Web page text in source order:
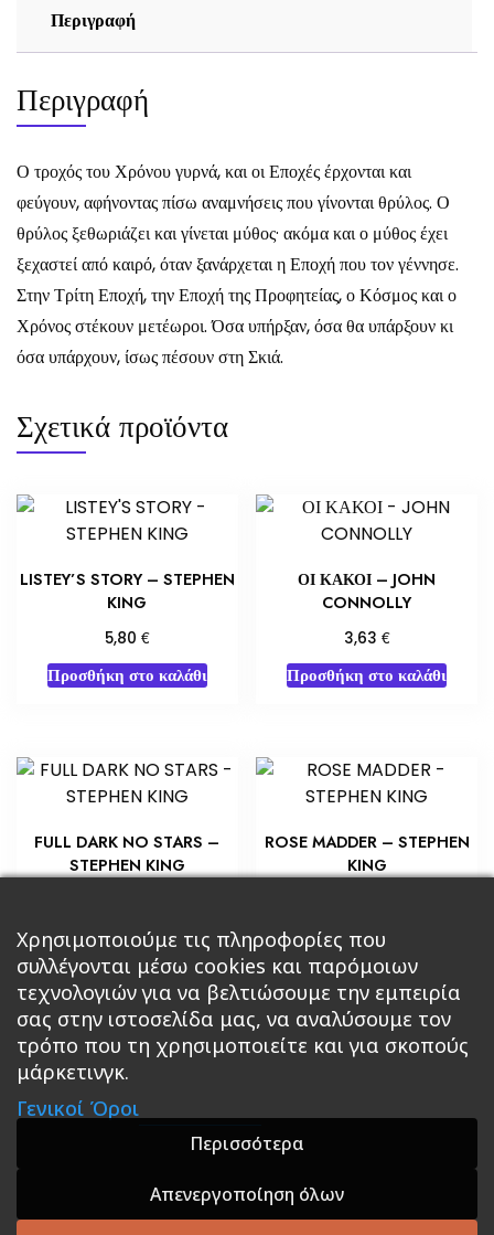
ΒΙΒΛΙΟ
1
Β
-
ROBERT
JORDAN
ποσότητα
Περιγραφή
Περιγραφή
Ο τροχός του Χρόνου γυρνά, και οι Εποχές έρχονται και
φεύγουν, αφήνοντας πίσω αναμνήσεις που γίνονται θρύλος. Ο
θρύλος ξεθωριάζει και γίνεται μύθος· ακόμα και ο μύθος έχει
ξεχαστεί από καιρό, όταν ξανάρχεται η Εποχή που τον γέννησε.
Στην Τρίτη Εποχή, την Εποχή της Προφητείας, ο Κόσμος και ο
Χρόνος στέκουν μετέωροι. Όσα υπήρξαν, όσα θα υπάρξουν κι
όσα υπάρχουν, ίσως πέσουν στη Σκιά.
Σχετικά προϊόντα
LISTEY’S STORY – STEPHEN
KING
5,80 €
Προσθήκη στο καλάθι
ΟΙ ΚΑΚΟΙ – JOHN
CONNOLLY
3,63 €
Προσθήκη στο καλάθι
FULL DARK NO STARS –
STEPHEN KING
Προσθήκη στο καλάθι
ROSE MADDER – STEPHEN
KING
Προσθήκη στο καλάθι
Κεντρική Βιβλία
Roleplaying Games Ψυχαγωγία Εκδόσεις Βάρδος
Σε Προσφορά
A theme by GradientThemes - A theme by Gradient
Themes
Χρησιμοποιούμε τις πληροφορίες που
συλλέγονται μέσω cookies και παρόμοιων
τεχνολογιών για να βελτιώσουμε την εμπειρία
σας στην ιστοσελίδα μας, να αναλύσουμε τον
τρόπο που τη χρησιμοποιείτε και για σκοπούς
μάρκετινγκ.
Γενικοί Όροι
Περισσότερα
Απενεργοποίηση όλων